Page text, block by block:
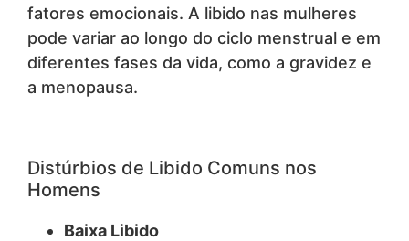
fatores emocionais. A libido nas mulheres
pode variar ao longo do ciclo menstrual e em
diferentes fases da vida, como a gravidez e
a menopausa.
Distúrbios de Libido Comuns nos
Homens
Baixa Libido